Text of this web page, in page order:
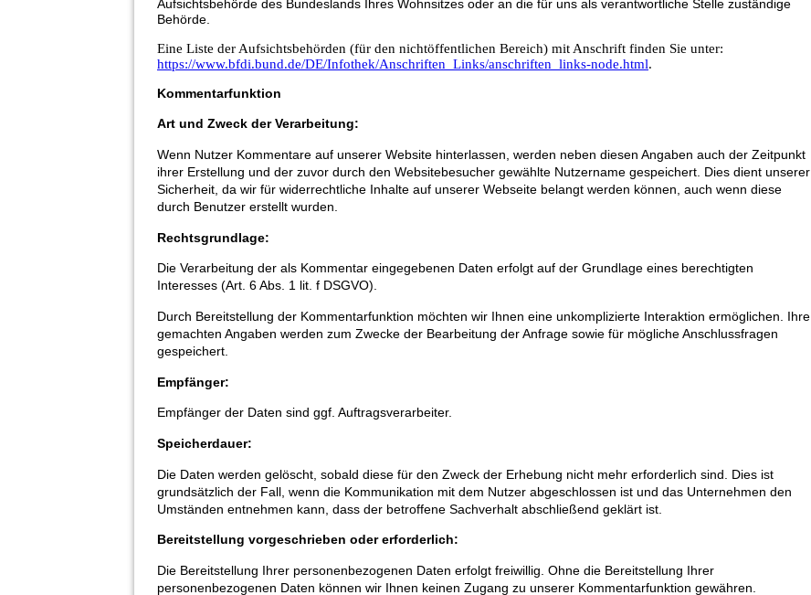
Aufsichtsbehörde des Bundeslands Ihres Wohnsitzes oder an die für uns als verantwortliche Stelle zuständige
Behörde.
Eine Liste der Aufsichtsbehörden (für den nichtöffentlichen Bereich) mit Anschrift finden Sie unter:
https://www.bfdi.bund.de/DE/Infothek/Anschriften_Links/anschriften_links-node.html.
Kommentarfunktion
Art und Zweck der Verarbeitung:
Wenn Nutzer Kommentare auf unserer Website hinterlassen, werden neben diesen Angaben auch der Zeitpunkt
ihrer Erstellung und der zuvor durch den Websitebesucher gewählte Nutzername gespeichert. Dies dient unserer
Sicherheit, da wir für widerrechtliche Inhalte auf unserer Webseite belangt werden können, auch wenn diese
durch Benutzer erstellt wurden.
Rechtsgrundlage:
Die Verarbeitung der als Kommentar eingegebenen Daten erfolgt auf der Grundlage eines berechtigten
Interesses (Art. 6 Abs. 1 lit. f DSGVO).
Durch Bereitstellung der Kommentarfunktion möchten wir Ihnen eine unkomplizierte Interaktion ermöglichen. Ihre
gemachten Angaben werden zum Zwecke der Bearbeitung der Anfrage sowie für mögliche Anschlussfragen
gespeichert.
Empfänger:
Empfänger der Daten sind ggf. Auftragsverarbeiter.
Speicherdauer:
Die Daten werden gelöscht, sobald diese für den Zweck der Erhebung nicht mehr erforderlich sind. Dies ist
grundsätzlich der Fall, wenn die Kommunikation mit dem Nutzer abgeschlossen ist und das Unternehmen den
Umständen entnehmen kann, dass der betroffene Sachverhalt abschließend geklärt ist.
Bereitstellung vorgeschrieben oder erforderlich:
Die Bereitstellung Ihrer personenbezogenen Daten erfolgt freiwillig. Ohne die Bereitstellung Ihrer
personenbezogenen Daten können wir Ihnen keinen Zugang zu unserer Kommentarfunktion gewähren.